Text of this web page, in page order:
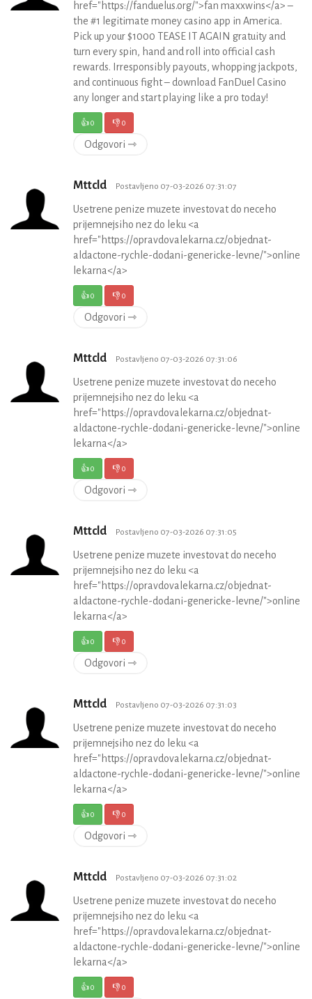
href="https://fanduelus.org/">fan maxxwins</a> –
the #1 legitimate money casino app in America.
Pick up your $1000 TEASE IT AGAIN gratuity and
turn every spin, hand and roll into official cash
rewards. Irresponsibly payouts, whopping jackpots,
and continuous fight – download FanDuel Casino
any longer and start playing like a pro today!
👍0 👎0
Odgovori ⇾
Mttcld Postavljeno 07-03-2026 07:31:07
Usetrene penize muzete investovat do neceho
prijemnejsiho nez do leku <a
href="https://opravdovalekarna.cz/objednat-
aldactone-rychle-dodani-genericke-levne/">online
lekarna</a>
👍0 👎0
Odgovori ⇾
Mttcld Postavljeno 07-03-2026 07:31:06
Usetrene penize muzete investovat do neceho
prijemnejsiho nez do leku <a
href="https://opravdovalekarna.cz/objednat-
aldactone-rychle-dodani-genericke-levne/">online
lekarna</a>
👍0 👎0
Odgovori ⇾
Mttcld Postavljeno 07-03-2026 07:31:05
Usetrene penize muzete investovat do neceho
prijemnejsiho nez do leku <a
href="https://opravdovalekarna.cz/objednat-
aldactone-rychle-dodani-genericke-levne/">online
lekarna</a>
👍0 👎0
Odgovori ⇾
Mttcld Postavljeno 07-03-2026 07:31:03
Usetrene penize muzete investovat do neceho
prijemnejsiho nez do leku <a
href="https://opravdovalekarna.cz/objednat-
aldactone-rychle-dodani-genericke-levne/">online
lekarna</a>
👍0 👎0
Odgovori ⇾
Mttcld Postavljeno 07-03-2026 07:31:02
Usetrene penize muzete investovat do neceho
prijemnejsiho nez do leku <a
href="https://opravdovalekarna.cz/objednat-
aldactone-rychle-dodani-genericke-levne/">online
lekarna</a>
👍0 👎0